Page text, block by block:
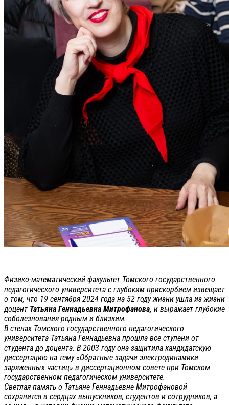
Физико-математический факультет Томского государственного
педагогического университета с глубоким прискорбием извещает
о том, что 19 сентября 2024 года на 52 году жизни ушла из жизни
доцент Татьяна Геннадьевна Митрофанова, и выражает глубокие
соболезнования родным и близким.
В стенах Томского государственного педагогического
университета Татьяна Геннадьевна прошла все ступени от
студента до доцента. В 2003 году она защитила кандидатскую
диссертацию на тему «Обратные задачи электродинамики
заряженных частиц» в диссертационном совете при Томском
государственном педагогическом университете.
Светлая память о Татьяне Геннадьевне Митрофановой
сохранится в сердцах выпускников, студентов и сотрудников, а